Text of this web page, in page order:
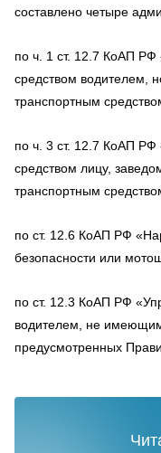
составлено четыре
по ч. 1 ст. 12.7 КоАП РФ
средством водителем,
транспортным
по ч. 3 ст. 12.7 КоАП РФ
средством лицу,
транспортным
по ст. 12.6 КоАП РФ
безопасности или
по ст. 12.3 КоАП РФ
водителем, не
предусмотренных